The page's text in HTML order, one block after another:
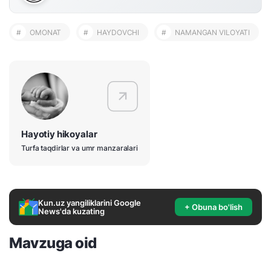
# OMONAT # HAYDOVCHI # NAMANGAN VILOYATI
Hayotiy hikoyalar
Turfa taqdirlar va umr manzaralari
Kun.uz yangiliklarini Google
News'da kuzating
+ Obuna bo'lish
Mavzuga oid